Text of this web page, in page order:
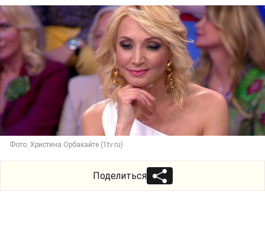
Фото: Христина Орбакайте (1tv.ru)
Поделиться